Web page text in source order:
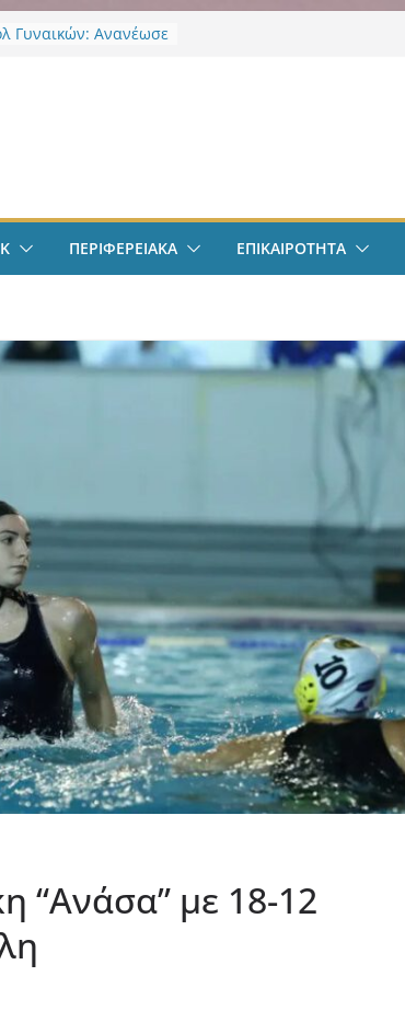
Γυναικών: Ανανέωσε
αποκτά ένα
ολοκληρωμένα
ΠΕΡΙΦΕΡΕΙΑΚΑ ΕΠΙΚΑΙΡΟΤΗΤΑ
“Ανάσα” με 18-12